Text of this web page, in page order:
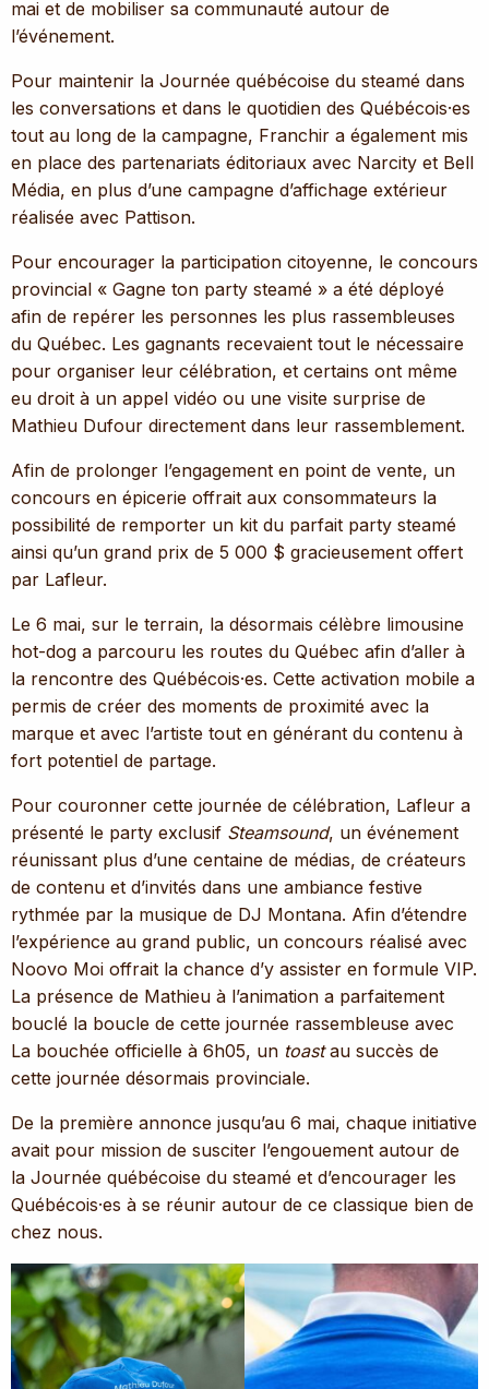
mai et de mobiliser sa communauté autour de
l’événement.
Pour maintenir la Journée québécoise du steamé dans
les conversations et dans le quotidien des Québécois·es
tout au long de la campagne, Franchir a également mis
en place des partenariats éditoriaux avec Narcity et Bell
Média, en plus d’une campagne d’affichage extérieur
réalisée avec Pattison.
Pour encourager la participation citoyenne, le concours
provincial « Gagne ton party steamé » a été déployé
afin de repérer les personnes les plus rassembleuses
du Québec. Les gagnants recevaient tout le nécessaire
pour organiser leur célébration, et certains ont même
eu droit à un appel vidéo ou une visite surprise de
Mathieu Dufour directement dans leur rassemblement.
Afin de prolonger l’engagement en point de vente, un
concours en épicerie offrait aux consommateurs la
possibilité de remporter un kit du parfait party steamé
ainsi qu’un grand prix de 5 000 $ gracieusement offert
par Lafleur.
Le 6 mai, sur le terrain, la désormais célèbre limousine
hot-dog a parcouru les routes du Québec afin d’aller à
la rencontre des Québécois·es. Cette activation mobile a
permis de créer des moments de proximité avec la
marque et avec l’artiste tout en générant du contenu à
fort potentiel de partage.
Pour couronner cette journée de célébration, Lafleur a
présenté le party exclusif Steamsound, un événement
réunissant plus d’une centaine de médias, de créateurs
de contenu et d’invités dans une ambiance festive
rythmée par la musique de DJ Montana. Afin d’étendre
l’expérience au grand public, un concours réalisé avec
Noovo Moi offrait la chance d’y assister en formule VIP.
La présence de Mathieu à l’animation a parfaitement
bouclé la boucle de cette journée rassembleuse avec
La bouchée officielle à 6h05, un toastau succès de
cette journée désormais provinciale.
De la première annonce jusqu’au 6 mai, chaque initiative
avait pour mission de susciter l’engouement autour de
la Journée québécoise du steamé et d’encourager les
Québécois·es à se réunir autour de ce classique bien de
chez nous.